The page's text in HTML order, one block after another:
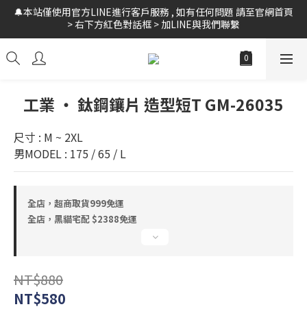
🚛全館 滿$999 超商免運 // 黑貓宅配 $2388 免運 // 新會員領$10購
物金
🔔本站僅使用官方LINE進行客戶服務 , 如有任何問題 請至官網首頁
> 右下方紅色對話框 > 加LINE與我們聯繫
🚛全館 滿$999 超商免運 // 黑貓宅配 $2388 免運 // 新會員領$10購
物金
工業 ‧ 鈦鋼鑲片 造型短T GM-26035
尺寸 : M ~ 2XL
男MODEL : 175 / 65 / L
全店，超商取貨999免運
全店，黑貓宅配 $2388免運
NT$880
NT$580